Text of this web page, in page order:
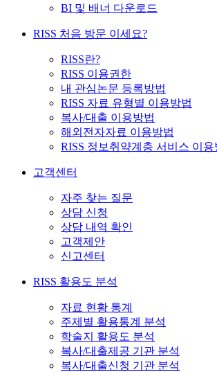
BI 및 배너 다운로드
RISS 처음 방문 이세요?
RISS란?
RISS 이용권한
내 관심논문 등록방법
RISS 자료 유형별 이용방법
복사/대출 이용방법
해외전자자료 이용방법
RISS 정보취약계층 서비스 이용
고객센터
자주 찾는 질문
상담 신청
상담 내역 확인
고객제안
신고센터
RISS 활용도 분석
자료 현황 통계
주제별 활용통계 분석
학술지 활용도 분석
복사/대출제공 기관 분석
복사/대출신청 기관 분석